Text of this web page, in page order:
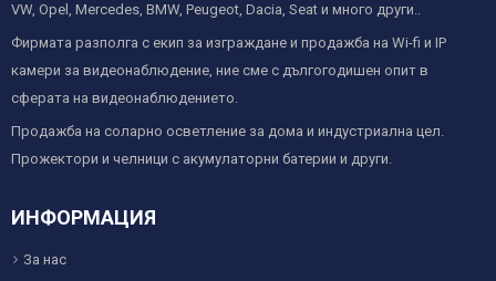
VW, Opel, Mercedes, BMW, Peugeot, Dacia, Seat и много други..
Фирмата разполга с екип за изграждане и продажба на Wi-fi и IP
камери за видеонаблюдение, ние сме с дългогодишен опит в
сферата на видеонаблюдението.
Продажба на соларно осветление за дома и индустриална цел.
Прожектори и челници с акумулаторни батерии и други.
ИНФОРМАЦИЯ
За нас